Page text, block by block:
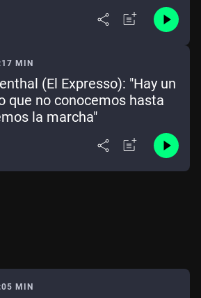
Mes actual
MIN
(El Expresso): "Hay un
que no conocemos hasta
la marcha"
MIN